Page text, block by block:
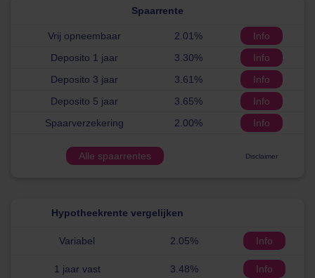
Spaarrente
Vrij opneembaar 2.01%
Info
Deposito 1 jaar
3.30%
Info
Deposito 3 jaar
3.61%
Info
Deposito 5 jaar
3.65%
Info
Spaarverzekering
2.00% Info
Alle spaarrentes Disclaimer
Hypotheekrente vergelijken
Variabel 2.05% Info
1 jaar vast 3.48% Info